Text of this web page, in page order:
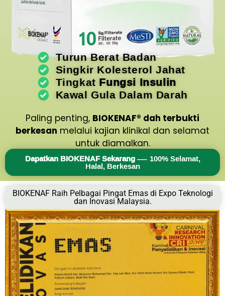
Turun Berat Badan
Singkir Kolesterol Jahat
Tingkat Fungsi Insulin
Kawal Gula Dalam Darah
Paling penting, BIOKENAF® dah terbukti
berkesan melalui kajian klinikal dan selamat
untuk diamalkan.
Dapatkan BIOKENAF Sekarang— 100% Selamat,
Halal, Berkesan
BIOKENAF Raih Pelbagai Pingat Emas di Expo Teknologi
dan Inovasi Malaysia.